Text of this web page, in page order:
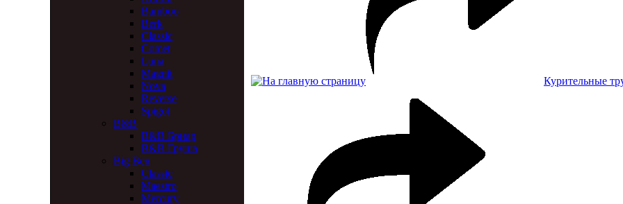
Bamboo
Berk
Classic
Comet
Luna
Magnit
Nova
Reverse
Spigot
B&B
B&B Бриар
B&B Груша
Big Ben
Classic
Maestro
Mercury
Курительные